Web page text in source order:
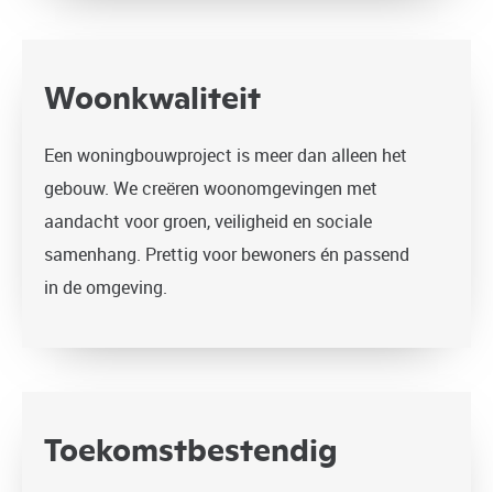
Woonkwaliteit
Een woningbouwproject is meer dan alleen het
gebouw. We creëren woonomgevingen met
aandacht voor groen, veiligheid en sociale
samenhang. Prettig voor bewoners én passend
in de omgeving.
Toekomstbestendig